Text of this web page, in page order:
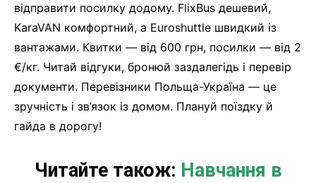
відправити посилку додому. FlixBus дешевий,
KaraVAN комфортний, а Euroshuttle швидкий із
вантажами. Квитки — від 600 грн, посилки — від 2
€/кг. Читай відгуки, бронюй заздалегідь і перевір
документи. Перевізники Польща-Україна — це
зручність і зв’язок із домом. Плануй поїздку й
гайда в дорогу!
Читайте також: Навчання в